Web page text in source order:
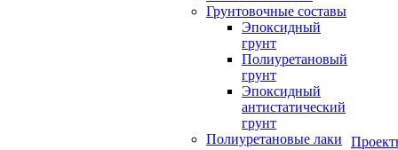
Грунтовочные составы
Эпоксидный
грунт
Полиуретановый
грунт
Эпоксидный
антистатический
грунт
Полиуретановые лаки